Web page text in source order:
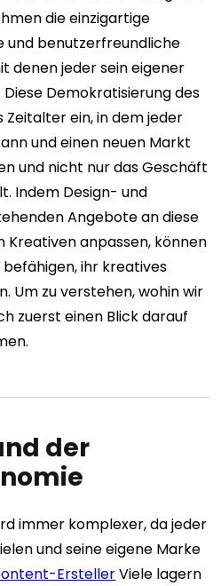
die einzigartige
und benutzerfreundliche
denen jeder sein eigener
Diese Demokratisierung des
Zeitalter ein, in dem jeder
und einen neuen Markt
und nicht nur das Geschäft
Indem Design- und
Angebote an diese
anpassen, können
befähigen, ihr kreatives
Um zu verstehen, wohin wir
zuerst einen Blick darauf
der
immer komplexer, da jeder
und seine eigene Marke
ErstellerViele lagern